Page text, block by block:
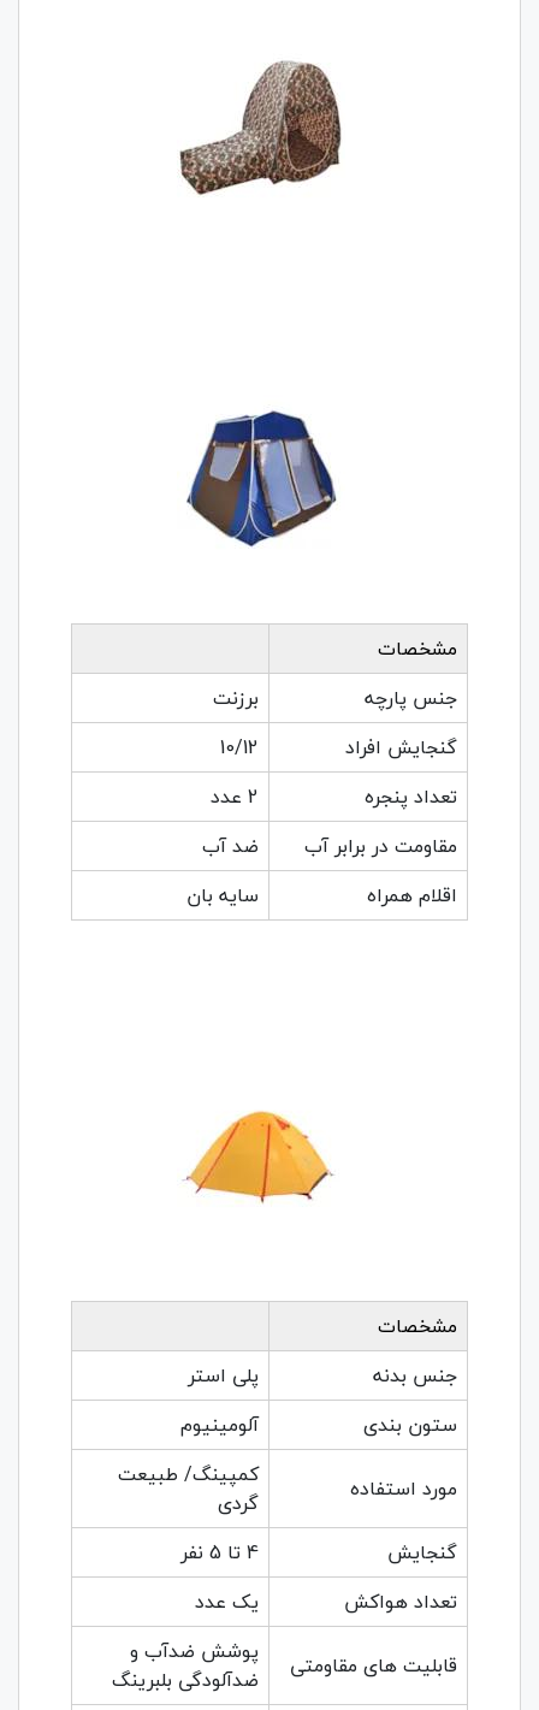
مشخصات
جنس پارچه
برزنت
گنجایش افراد
10/12
تعداد پنجره
2 عدد
مقاومت در برابر آب
ضد آب
اقلام همراه
سایه بان
مشخصات
جنس بدنه
پلی استر
ستون بندی
آلومینیوم
مورد استفاده
کمپینگ/ طبیعت
گردی
گنجایش
4 تا 5 نفر
تعداد هواکش
یک عدد
قابلیت های مقاومتی
پوشش ضدآب و
ضدآلودگی بلبرینگ